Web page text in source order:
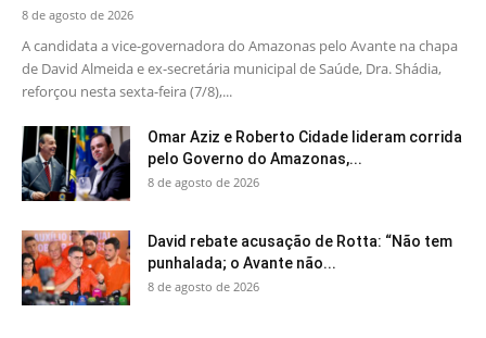
8 de agosto de 2026
A candidata a vice-governadora do Amazonas pelo Avante na chapa
de David Almeida e ex-secretária municipal de Saúde, Dra. Shádia,
reforçou nesta sexta-feira (7/8),...
Omar Aziz e Roberto Cidade lideram corrida
pelo Governo do Amazonas,...
8 de agosto de 2026
David rebate acusação de Rotta: “Não tem
punhalada; o Avante não...
8 de agosto de 2026